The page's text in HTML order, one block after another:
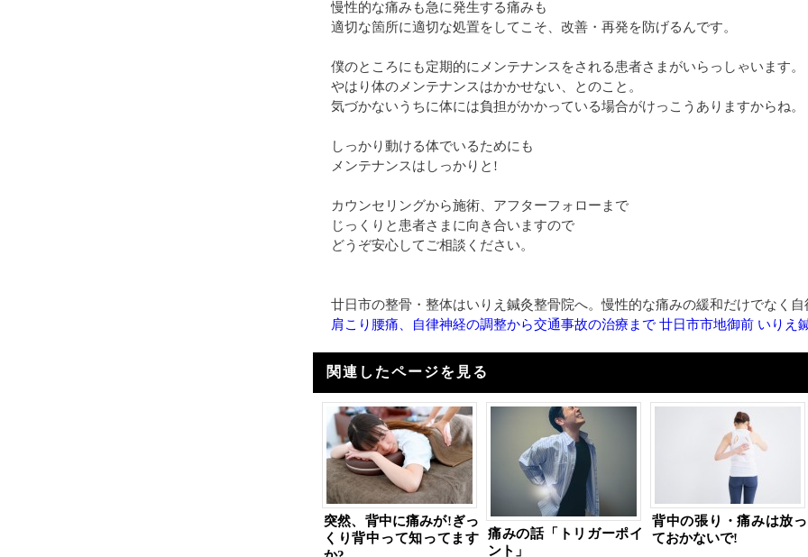
慢性的な痛みも急に発生する痛みも
適切な箇所に適切な処置をしてこそ、改善・再発を防げるんです。
僕のところにも定期的にメンテナンスをされる患者さまがいらっしゃいます。
やはり体のメンテナンスはかかせない、とのこと。
気づかないうちに体には負担がかかっている場合がけっこうありますからね。
しっかり動ける体でいるためにも
メンテナンスはしっかりと!
カウンセリングから施術、アフターフォローまで
じっくりと患者さまに向き合いますので
どうぞ安心してご相談ください。
廿日市の整骨・整体はいりえ鍼灸整骨院へ。慢性的な痛みの緩和だけでなく
肩こり腰痛、自律神経の調整から交通事故の治療まで 廿日市市地御前 いりえ
関連したページを見る
突然、背中に痛みが!ぎっ
くり背中って知ってます
痛みの話「トリガーポイ
ント」
背中の張り・痛みは放っ
ておかないで!